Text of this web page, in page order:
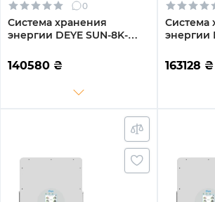
0
Система хранения
энергии DEYE SUN-8K-
8000W 10.24kh 2BAT
LiFePO4 6000 циклов
140580 ₴
Система
энергии
10.24kh
163128 ₴